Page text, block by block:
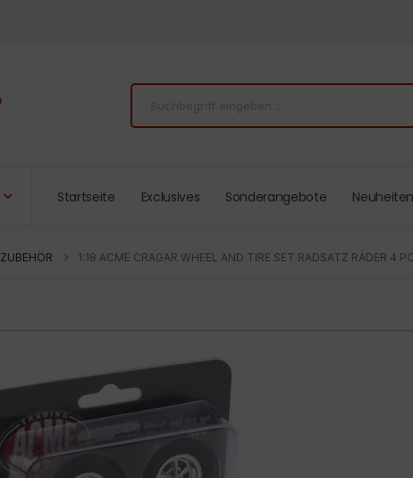
Startseite Exclusives Sonderangebote Neuheiten
ZUBEHÖR 1:18 ACME CRAGAR WHEEL AND TIRE SET RADSATZ RÄDER 4